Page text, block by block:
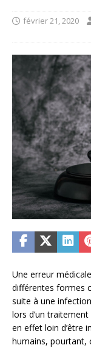
février 21, 2020
Une erreur
différentes formes
suite à une
lors d’un
en effet loin d’être
humains, pourtant,